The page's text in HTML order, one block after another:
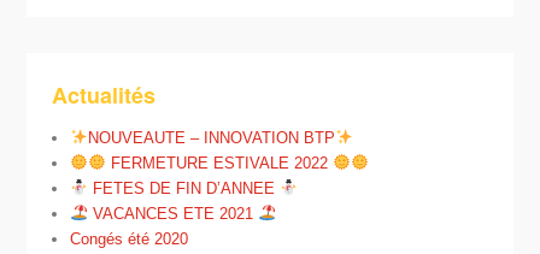
Actualités
NOUVEAUTE – INNOVATION BTP
FERMETURE ESTIVALE 2022
FETES DE FIN D’ANNEE
VACANCES ETE 2021
Congés été 2020